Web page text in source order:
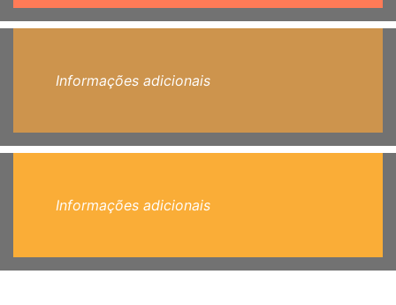
Informações adicionais
Informações adicionais